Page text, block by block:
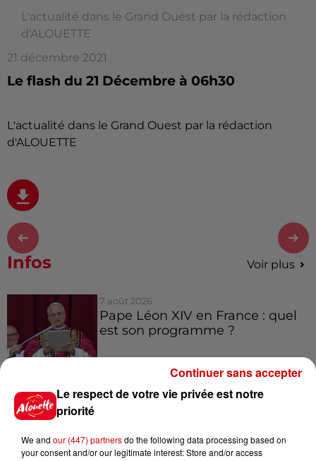
L'actualité dans le Grand Ouest par la rédaction
d'ALOUETTE
21 décembre 2021
Le flash du 21 Décembre à 06h30
L'actualité dans le Grand Ouest par la rédaction
d'ALOUETTE
Infos Voir plus
7 août 2026
Pape Léon XIV en France : quel
est son programme ?
7 août 2026
appartement...
Le respect de votre vie privée est notre
priorité
We and our (447) partnersdo the following data processing based on
your consent and/or our legitimate interest: Store and/or access
Continuer sans accepter